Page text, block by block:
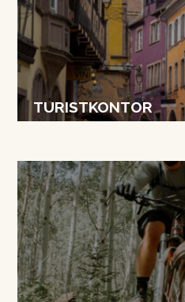
TURISTKONTOR